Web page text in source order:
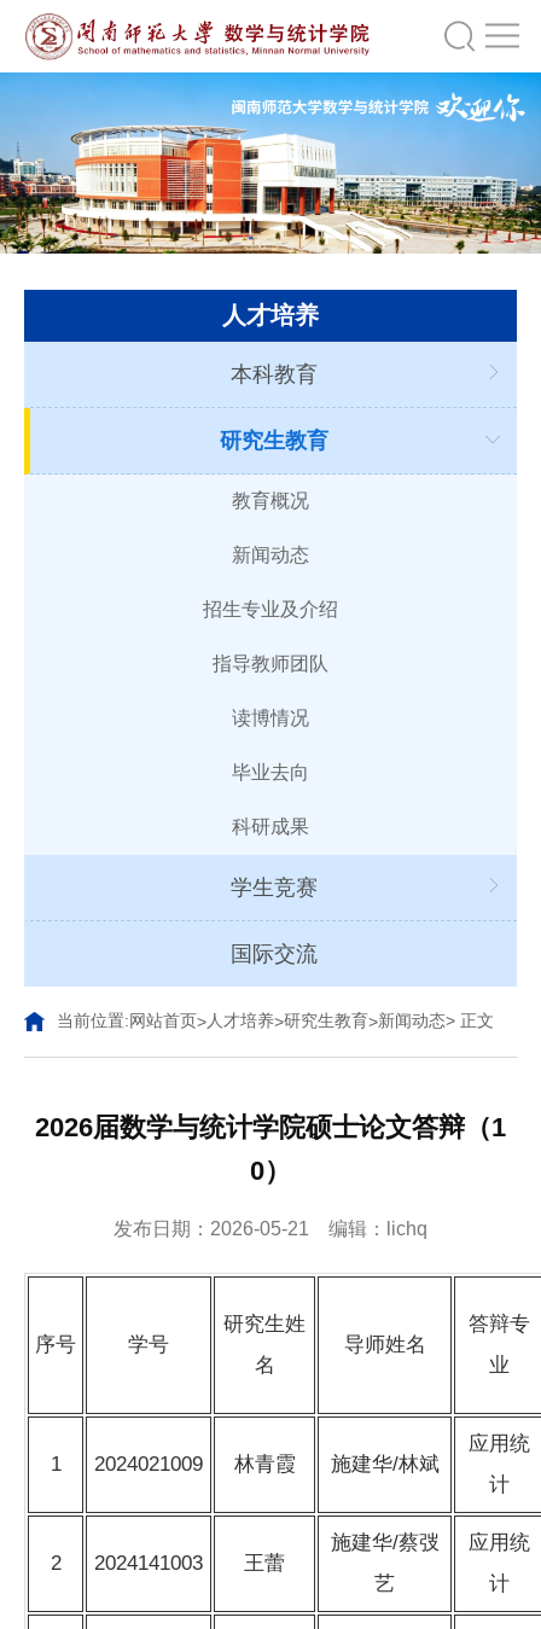
人才培养
本科教育
研究生教育
教育概况
新闻动态
招生专业及介绍
指导教师团队
读博情况
毕业去向
科研成果
学生竞赛
国际交流
当前位置:网站首页>人才培养>研究生教育>新闻动态> 正文
2026届数学与统计学院硕士论文答辩（1
0）
发布日期：2026-05-21 编辑：lichq
序号 学号
研究生姓
名
导师姓名
答辩专
业
1 2024021009 林青霞 施建华/林斌
应用统
计
2 2024141003 王蕾
施建华/蔡弢
艺
应用统
计